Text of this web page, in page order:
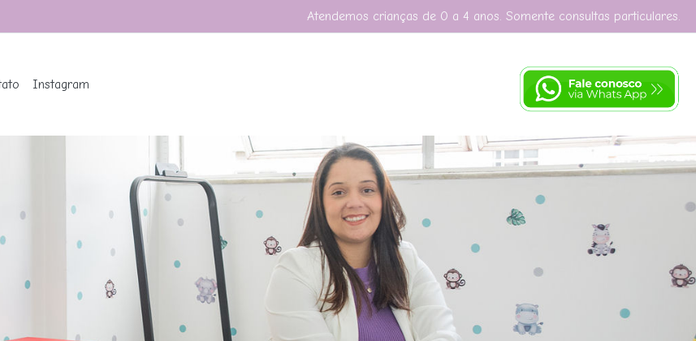
Atendemos crianças de 0 a 4 anos. Somente consultas particulares.
Instagram